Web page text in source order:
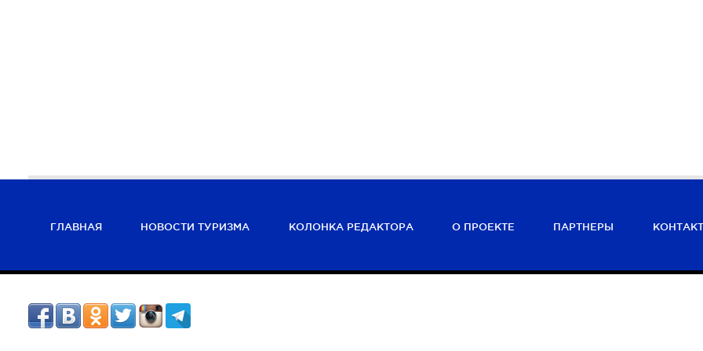
ГЛАВНАЯ НОВОСТИ ТУРИЗМА КОЛОНКА РЕДАКТОРА О ПРОЕКТЕ ПАРТНЕРЫ